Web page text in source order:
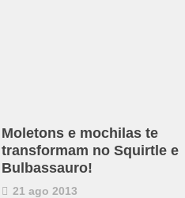
Moletons e mochilas te
transformam no Squirtle e
Bulbassauro!
21 ago 2013